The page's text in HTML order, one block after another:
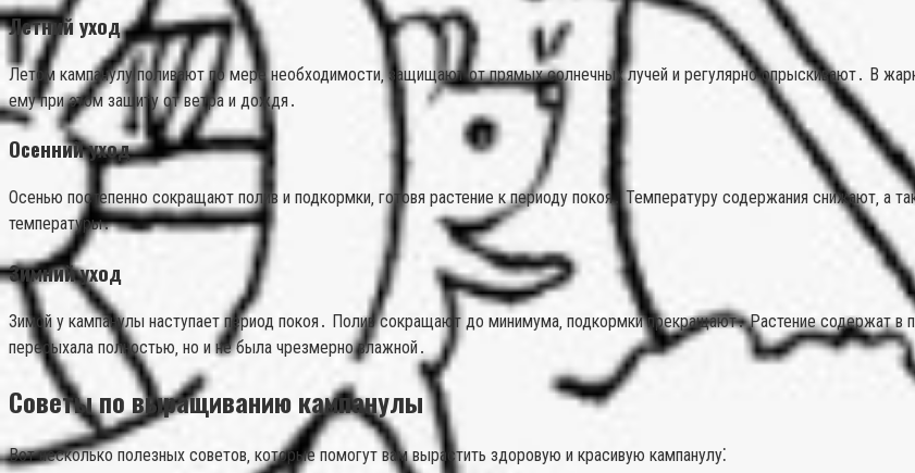
Летний уход
Летом кампанулу поливают по мере необходимости‚ защищают от прямых солнечных лучей и регулярно опрыскивают․ В
ему при этом защиту от ветра и дождя․
Осенний уход
Осенью постепенно сокращают полив и подкормки‚ готовя растение к периоду покоя․ Температуру содержания снижают‚ а
температуры․
Зимний уход
Зимой у кампанулы наступает период покоя․ Полив сокращают до минимума‚ подкормки прекращают․ Растение содержат в
пересыхала полностью‚ но и не была чрезмерно влажной․
Советы по выращиванию кампанулы
Вот несколько полезных советов‚ которые помогут вам вырастить здоровую и красивую кампанулу⁚